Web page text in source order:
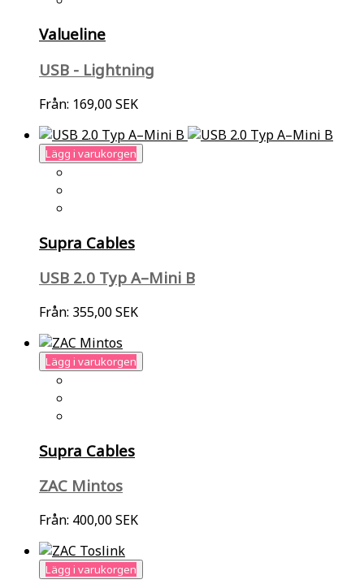
Valueline
USB - Lightning
Från: 169,00 SEK
Lägg i varukorgen
Supra Cables
USB 2.0 Typ A–Mini B
Från: 355,00 SEK
Lägg i varukorgen
Supra Cables
ZAC Mintos
Från: 400,00 SEK
Lägg i varukorgen